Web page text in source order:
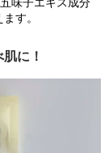
味子エキス成分
す。
に！